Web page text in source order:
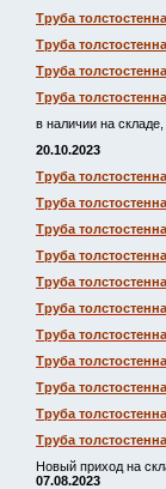
Труба
Труба
Труба
Труба
в наличии на
20.10.2023
Труба
Труба
Труба
Труба
Труба
Труба
Труба
Труба
Труба
Труба
Труба
Новый приход на
07.08.2023